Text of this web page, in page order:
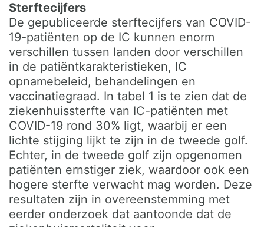
Sterftecijfers
De gepubliceerde sterftecijfers van COVID-
19-patiënten op de IC kunnen enorm
verschillen tussen landen door verschillen
in de patiëntkarakteristieken, IC
opnamebeleid, behandelingen en
vaccinatiegraad. In tabel 1 is te zien dat de
ziekenhuissterfte van IC-patiënten met
COVID-19 rond 30% ligt, waarbij er een
lichte stijging lijkt te zijn in de tweede golf.
Echter, in de tweede golf zijn opgenomen
patiënten ernstiger ziek, waardoor ook een
hogere sterfte verwacht mag worden. Deze
resultaten zijn in overeenstemming met
eerder onderzoek dat aantoonde dat de